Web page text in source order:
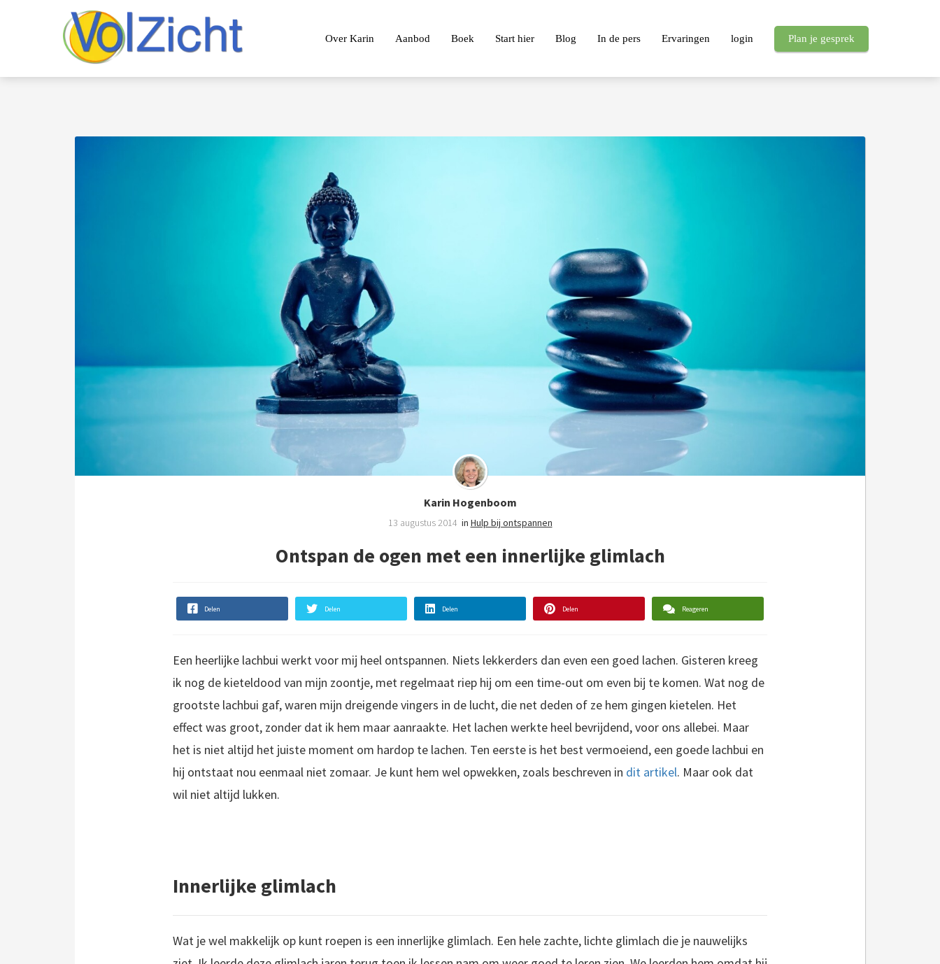
Over Karin Aanbod Boek Start hier Blog In de pers Ervaringen login Plan je gesprek
Karin Hogenboom
13 augustus 2014 in Hulp bij ontspannen
Ontspan de ogen met een innerlijke glimlach
Delen Delen Delen Delen Reageren
Een heerlijke lachbui werkt voor mij heel ontspannen. Niets lekkerders dan even een goed lachen. Gisteren kreeg
ik nog de kieteldood van mijn zoontje, met regelmaat riep hij om een time-out om even bij te komen. Wat nog de
grootste lachbui gaf, waren mijn dreigende vingers in de lucht, die net deden of ze hem gingen kietelen. Het
effect was groot, zonder dat ik hem maar aanraakte. Het lachen werkte heel bevrijdend, voor ons allebei. Maar
het is niet altijd het juiste moment om hardop te lachen. Ten eerste is het best vermoeiend, een goede lachbui en
hij ontstaat nou eenmaal niet zomaar. Je kunt hem wel opwekken, zoals beschreven in dit artikel. Maar ook dat
wil niet altijd lukken.
Innerlijke glimlach
Wat je wel makkelijk op kunt roepen is een innerlijke glimlach. Een hele zachte, lichte glimlach die je nauwelijks